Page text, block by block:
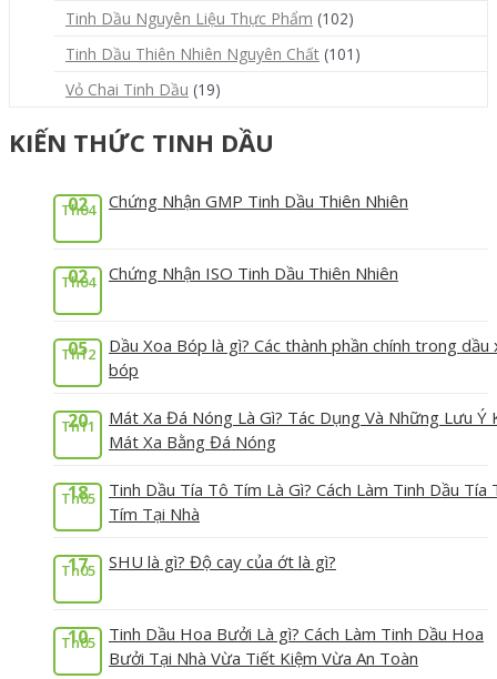
Tinh Dầu Nguyên Liệu Thực Phẩm (102)
Tinh Dầu Thiên Nhiên Nguyên Chất (101)
Vỏ Chai Tinh Dầu (19)
KIẾN THỨC TINH DẦU
02
Th04 Chứng Nhận GMP Tinh Dầu Thiên Nhiên
02
Th04 Chứng Nhận ISO Tinh Dầu Thiên Nhiên
05
Th12
Dầu Xoa Bóp là gì? Các thành phần chính trong dầu
bóp
20
Th11
Mát Xa Đá Nóng Là Gì? Tác Dụng Và Những Lưu Ý
Mát Xa Bằng Đá Nóng
18
Th05
Tinh Dầu Tía Tô Tím Là Gì? Cách Làm Tinh Dầu Tía
Tím Tại Nhà
17
Th05 SHU là gì? Độ cay của ớt là gì?
10
Th05
Tinh Dầu Hoa Bưởi Là gì? Cách Làm Tinh Dầu Hoa
Bưởi Tại Nhà Vừa Tiết Kiệm Vừa An Toàn